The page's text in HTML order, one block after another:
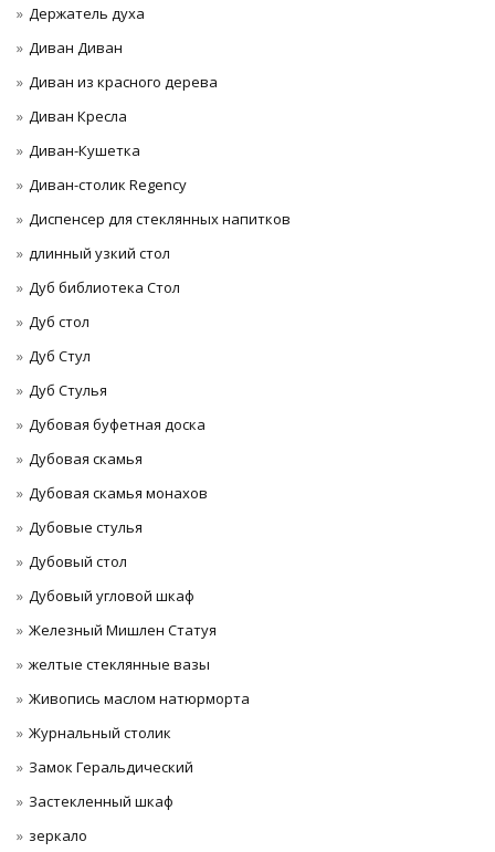
Держатель духа
Диван Диван
Диван из красного дерева
Диван Кресла
Диван-Кушетка
Диван-столик Regency
Диспенсер для стеклянных напитков
длинный узкий стол
Дуб библиотека Стол
Дуб стол
Дуб Стул
Дуб Стулья
Дубовая буфетная доска
Дубовая скамья
Дубовая скамья монахов
Дубовые стулья
Дубовый стол
Дубовый угловой шкаф
Железный Мишлен Статуя
желтые стеклянные вазы
Живопись маслом натюрморта
Журнальный столик
Замок Геральдический
Застекленный шкаф
зеркало